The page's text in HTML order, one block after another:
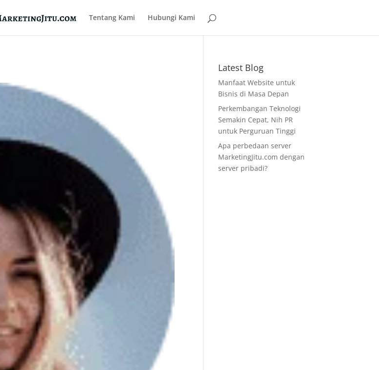
Tentang Kami Hubungi Kami
Latest Blog
Manfaat Website untuk
Bisnis di Masa Depan
Perkembangan Teknologi
Semakin Cepat, Nih PR
untuk Perguruan Tinggi
Apa perbedaan server
MarketingJitu.com dengan
server pribadi?